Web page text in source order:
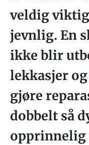
veldig
jevnlig. En
ikke blir
lekkasjer
gjøre
dobbelt så
opprinnelig